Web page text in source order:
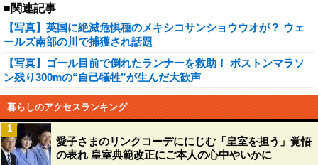
■関連記事
【写真】英国に絶滅危惧種のメキシコサンショウウオが？ ウェ
ールズ南部の川で捕獲され話題
【写真】ゴール目前で倒れたランナーを救助！ ボストンマラソ
ン残り300mの“自己犠牲”が生んだ大歓声
暮らしのアクセスランキング
愛子さまのリンクコーデににじむ「皇室を担う」覚悟
の表れ 皇室典範改正にご本人の心中やいかに
1